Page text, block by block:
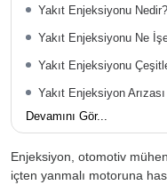
Yakıt Enjeksiyonu Nedir?
Yakıt Enjeksiyonu Ne
Yakıt Enjeksiyonu
Yakıt Enjeksiyon
Devamını Gör...
Enjeksiyon, otomotiv
içten yanmalı motoruna